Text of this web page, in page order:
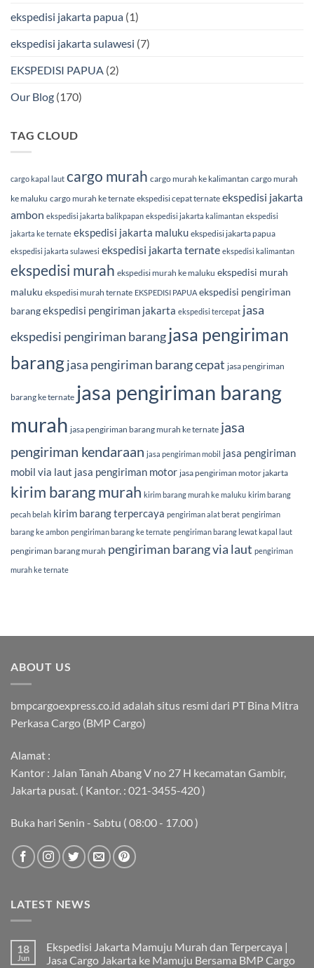
ekspedisi jakarta papua (1)
ekspedisi jakarta sulawesi (7)
EKSPEDISI PAPUA (2)
Our Blog (170)
TAG CLOUD
cargo kapal laut cargo murah cargo murah ke kalimantan cargo murah
ke maluku cargo murah ke ternate ekspedisi cepat ternate ekspedisi jakarta
ambon ekspedisi jakarta balikpapan ekspedisi jakarta kalimantan ekspedisi
jakarta ke ternate ekspedisi jakarta maluku ekspedisi jakarta papua
ekspedisi jakarta sulawesi ekspedisi jakarta ternate ekspedisi kalimantan
ekspedisi murah ekspedisi murah ke maluku ekspedisi murah
maluku ekspedisi murah ternate EKSPEDISI PAPUA ekspedisi pengiriman
barangekspedisi pengiriman jakarta ekspedisi tercepat jasa
ekspedisi pengiriman barangjasa pengiriman
barangjasa pengiriman barang cepat jasa pengiriman
barang ke ternate jasa pengiriman barang
murah jasa pengiriman barang murah ke ternate jasa
pengiriman kendaraan jasa pengiriman mobil
jasa pengiriman
mobil via laut jasa pengiriman motor jasa pengiriman motor jakarta
kirim barang murah kirim barang murah ke maluku kirim barang
pecah belah kirim barang terpercaya pengiriman alat berat pengiriman
barang ke ambon pengiriman barang ke ternate pengiriman barang lewat kapal laut
pengiriman barang murah pengiriman barang via laut pengiriman
murah ke ternate
ABOUT US
bmpcargoexpress.co.id adalah situs resmi dari PT Bina Mitra
Perkasa Cargo (BMP Cargo)
Alamat :
Kantor : Jalan Tanah Abang V no 27 H kecamatan Gambir,
Jakarta pusat. ( Kantor. : 021-3455-420 )
Buka hari Senin - Sabtu ( 08:00 - 17.00 )
LATEST NEWS
18
Jun
Ekspedisi Jakarta Mamuju Murah dan Terpercaya |
Jasa Cargo Jakarta ke Mamuju Bersama BMP Cargo